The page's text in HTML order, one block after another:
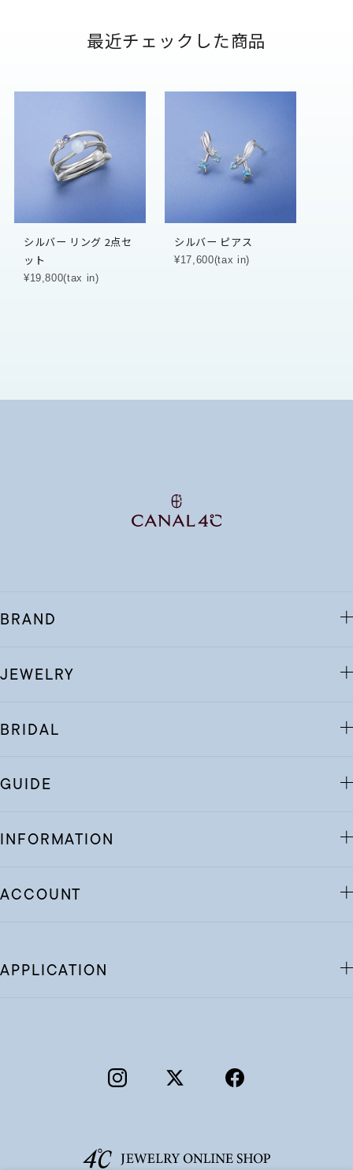
最近チェックした商品
シルバー リング 2点セ
ット
¥19,800(tax in)
シルバー ピアス
¥17,600(tax in)
BRAND
JEWELRY
BRIDAL
GUIDE
INFORMATION
ACCOUNT
APPLICATION